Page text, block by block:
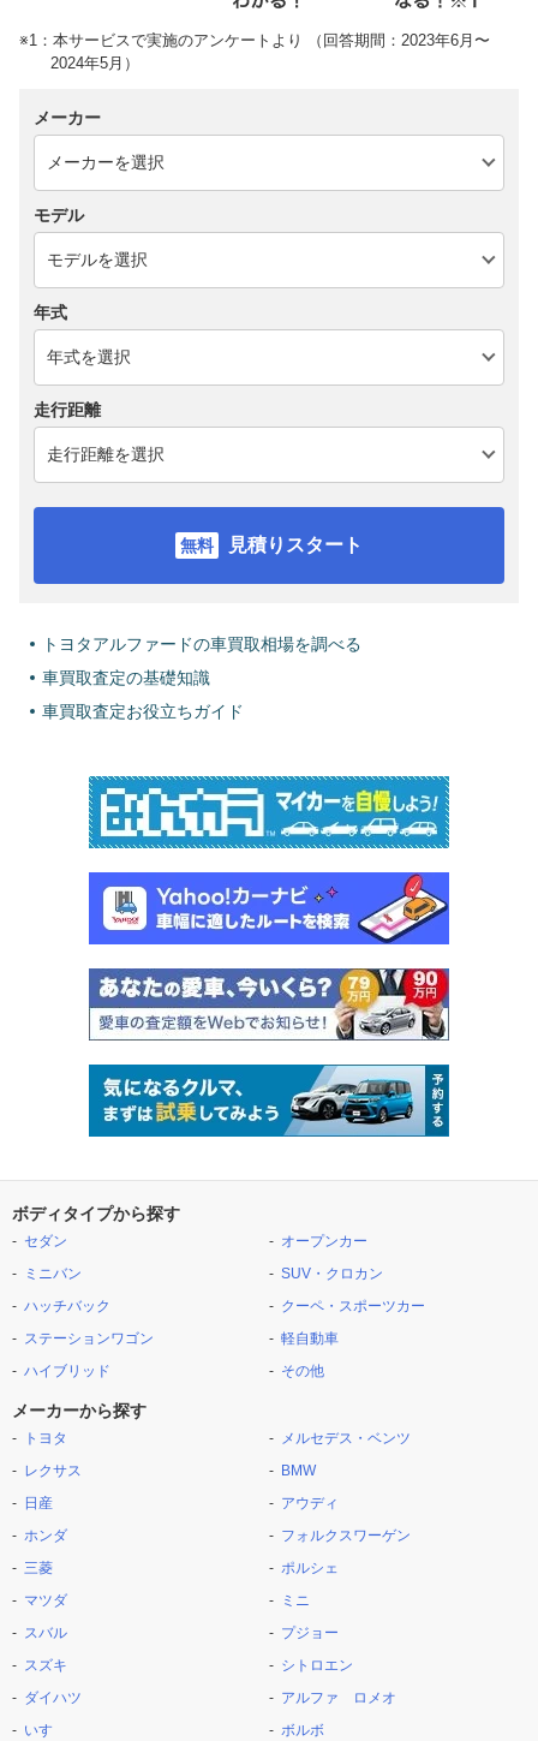
※1：本サービスで実施のアンケートより （回答期間：2023年6月〜
2024年5月）
メーカー
モデル
年式
走行距離
見積りスタート
トヨタアルファードの車買取相場を調べる
車買取査定の基礎知識
車買取査定お役立ちガイド
ボディタイプから探す
セダン
ミニバン
ハッチバック
ステーションワゴン
ハイブリッド
オープンカー
SUV・クロカン
クーペ・スポーツカー
軽自動車
その他
メーカーから探す
トヨタ
レクサス
日産
ホンダ
三菱
マツダ
スバル
スズキ
ダイハツ
いすゞ
メルセデス・ベンツ
BMW
アウディ
フォルクスワーゲン
ポルシェ
ミニ
プジョー
シトロエン
アルファ ロメオ
ボルボ